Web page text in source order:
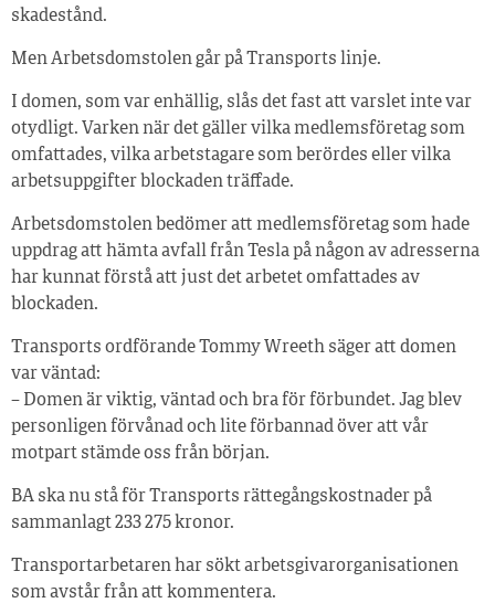
skadestånd.
Men Arbetsdomstolen går på Transports linje.
I domen, som var enhällig, slås det fast att varslet inte var
otydligt. Varken när det gäller vilka medlemsföretag som
omfattades, vilka arbetstagare som berördes eller vilka
arbetsuppgifter blockaden träffade.
Arbetsdomstolen bedömer att medlemsföretag som hade
uppdrag att hämta avfall från Tesla på någon av adresserna
har kunnat förstå att just det arbetet omfattades av
blockaden.
Transports ordförande Tommy Wreeth säger att domen
var väntad:
– Domen är viktig, väntad och bra för förbundet. Jag blev
personligen förvånad och lite förbannad över att vår
motpart stämde oss från början.
BA ska nu stå för Transports rättegångskostnader på
sammanlagt 233 275 kronor.
Transportarbetaren har sökt arbetsgivarorganisationen
som avstår från att kommentera.